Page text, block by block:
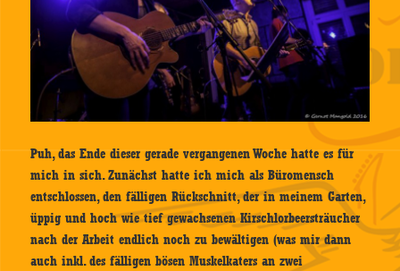
Puh, das Ende dieser gerade vergangenen Woche hatte es für
mich in sich. Zunächst hatte ich mich als Büromensch
entschlossen, den fälligen Rückschnitt, der in meinem Garten,
üppig und hoch wie tief gewachsenen Kirschlorbeersträucher
nach der Arbeit endlich noch zu bewältigen (was mir dann
auch inkl. des fälligen bösen Muskelkaters an zwei